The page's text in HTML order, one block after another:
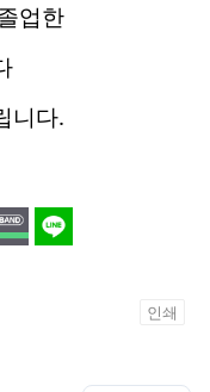
업한
니다.
인쇄